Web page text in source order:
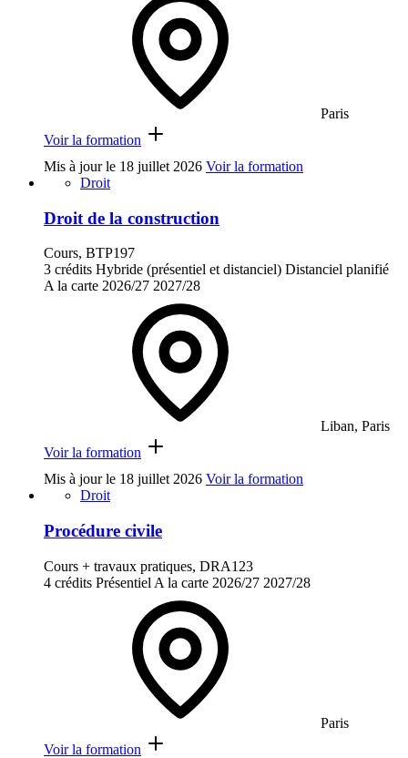
Paris
Voir la formation
Mis à jour le 18 juillet 2026 Voir la formation
Droit
Droit de la construction
Cours, BTP197
3 crédits Hybride (présentiel et distanciel) Distanciel planifié
A la carte 2026/27 2027/28
Liban, Paris
Voir la formation
Mis à jour le 18 juillet 2026 Voir la formation
Droit
Procédure civile
Cours + travaux pratiques, DRA123
4 crédits Présentiel A la carte 2026/27 2027/28
Paris
Voir la formation